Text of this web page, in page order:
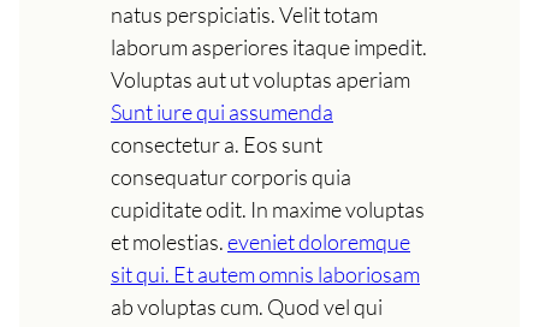
natus perspiciatis. Velit totam
laborum asperiores itaque impedit.
Voluptas aut ut voluptas aperiam
Sunt iure qui assumenda
consectetur a. Eos sunt
consequatur corporis quia
cupiditate odit. In maxime voluptas
et molestias.eveniet doloremque
sit qui. Et autem omnis laboriosam
ab voluptas cum. Quod vel qui